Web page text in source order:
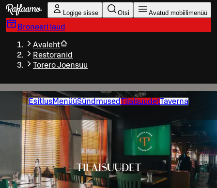
Liigu peamise sisu juurde
Logige sisse Otsi Avatud mobiilimenüü
Broneeri laud
Avaleht
Restoranid
Torero Joensuu
EsitlusMenüüSündmusedTilaisuudetTaverna
TILAISUUDET